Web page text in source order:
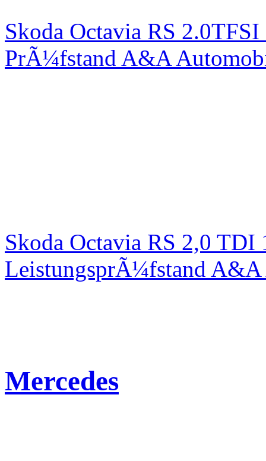
Skoda Octavia RS
PrÃ¼fstand A&A
Skoda Octavia RS 2,0
LeistungsprÃ¼fstand
Mercedes